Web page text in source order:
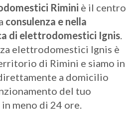
Rimini è il centro
consulenza e nella
di elettrodomestici Ignis.
elettrodomestici Ignis è
di Rimini e siamo in
a domicilio
del tuo
meno di 24 ore.